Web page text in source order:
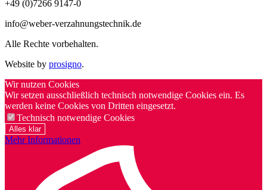
+49 (0)7266 9147-0
info@weber-verzahnungstechnik.de
Alle Rechte vorbehalten.
Website by prosigno.
Wir nutzen Cookies
Wir setzen ausschließlich technisch notwendige Cookies ein. Es
werden keine Cookies von Dritten eingesetzt.
Technisch notwendige Cookies
Alles klar
Mehr Informationen